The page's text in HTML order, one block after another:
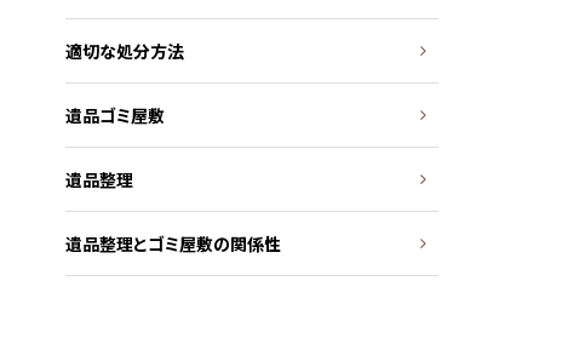
適切な処分方法
遺品ゴミ屋敷
遺品整理
遺品整理とゴミ屋敷の関係性